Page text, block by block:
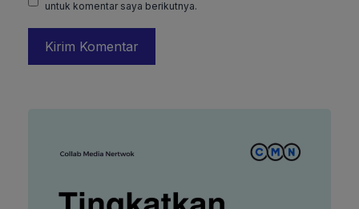
untuk komentar saya berikutnya.